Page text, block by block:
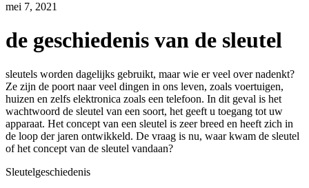
mei 7, 2021
de geschiedenis van de sleutel
sleutels worden dagelijks gebruikt, maar wie er veel over nadenkt?
Ze zijn de poort naar veel dingen in ons leven, zoals voertuigen,
huizen en zelfs elektronica zoals een telefoon. In dit geval is het
wachtwoord de sleutel van een soort, het geeft u toegang tot uw
apparaat. Het concept van een sleutel is zeer breed en heeft zich in
de loop der jaren ontwikkeld. De vraag is nu, waar kwam de sleutel
of het concept van de sleutel vandaan?
Sleutelgeschiedenis